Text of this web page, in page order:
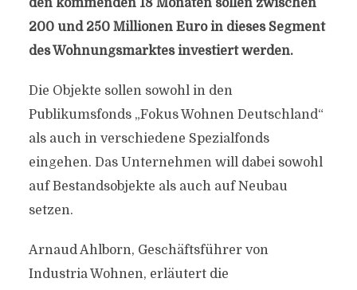
den kommenden 18 Monaten sollen zwischen
200 und 250 Millionen Euro in dieses Segment
des Wohnungsmarktes investiert werden.
Die Objekte sollen sowohl in den
Publikumsfonds „Fokus Wohnen Deutschland“
als auch in verschiedene Spezialfonds
eingehen. Das Unternehmen will dabei sowohl
auf Bestandsobjekte als auch auf Neubau
setzen.
Arnaud Ahlborn, Geschäftsführer von
Industria Wohnen, erläutert die